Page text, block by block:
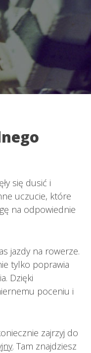
się dusić i
uczucie, które
na odpowiednie
jazdy na rowerze.
tylko poprawia
Dzięki
poceniu i
zajrzyj do
. Tam znajdziesz